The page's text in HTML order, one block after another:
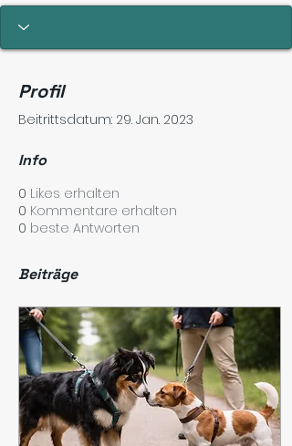
Profil
Beitrittsdatum: 29. Jan. 2023
Info
0 Likes erhalten
0 Kommentare erhalten
0 beste Antworten
Beiträge